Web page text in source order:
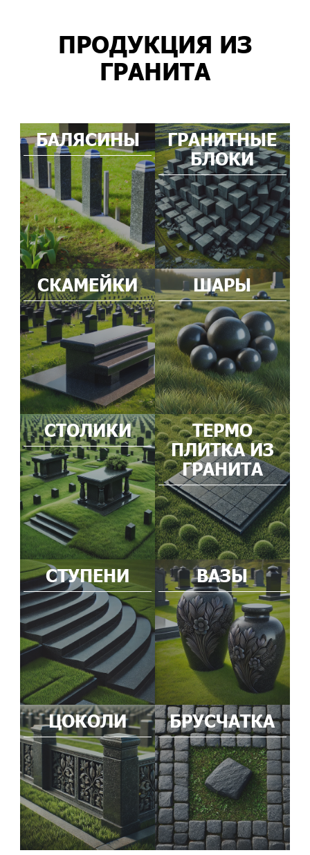
ПРОДУКЦИЯ ИЗ
ГРАНИТА
БАЛЯСИНЫ
ГРАНИТНЫЕ
БЛОКИ
СКАМЕЙКИ ШАРЫ
СТОЛИКИ
ТЕРМО
ПЛИТКА ИЗ
ГРАНИТА
СТУПЕНИ ВАЗЫ
ЦОКОЛИ БРУСЧАТКА